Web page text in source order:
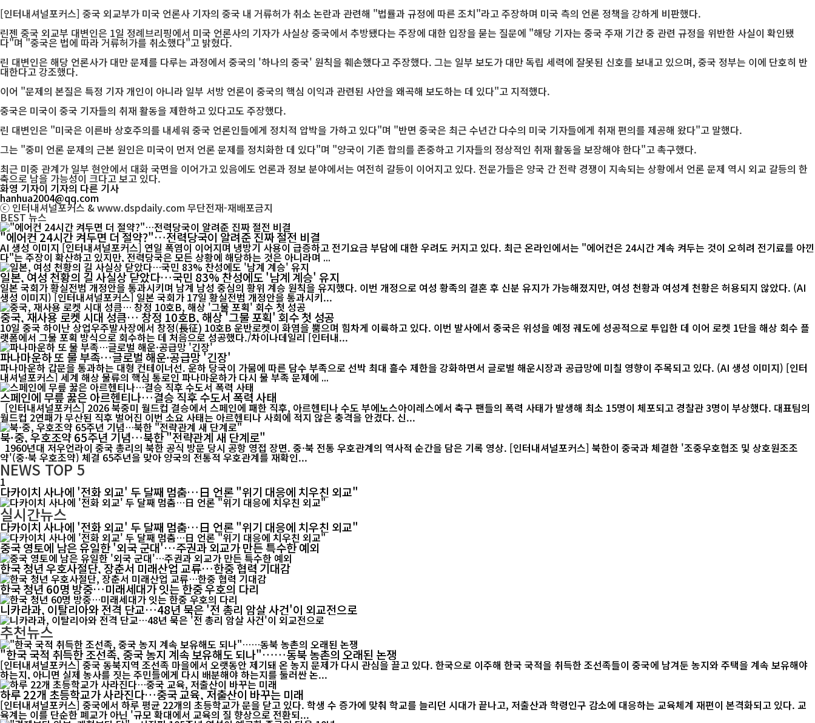
[인터내셔널포커스] 중국 외교부가 미국 언론사 기자의 중국 내 거류허가 취소 논란과 관련해 "법률과 규정에 따른 조치"라고 주장하며 미국 측의 언론 정책을 강하게 비판했다.
린젠 중국 외교부 대변인은 1일 정례브리핑에서 미국 언론사의 기자가 사실상 중국에서 추방됐다는 주장에 대한 입장을 묻는 질문에 "해당 기자는 중국 주재 기간 중 관련 규정을 위반한 사실이 확인됐
다"며 "중국은 법에 따라 거류허가를 취소했다"고 밝혔다.
린 대변인은 해당 언론사가 대만 문제를 다루는 과정에서 중국의 '하나의 중국' 원칙을 훼손했다고 주장했다. 그는 일부 보도가 대만 독립 세력에 잘못된 신호를 보내고 있으며, 중국 정부는 이에 단호히 반
대한다고 강조했다.
이어 "문제의 본질은 특정 기자 개인이 아니라 일부 서방 언론이 중국의 핵심 이익과 관련된 사안을 왜곡해 보도하는 데 있다"고 지적했다.
중국은 미국이 중국 기자들의 취재 활동을 제한하고 있다고도 주장했다.
린 대변인은 "미국은 이른바 상호주의를 내세워 중국 언론인들에게 정치적 압박을 가하고 있다"며 "반면 중국은 최근 수년간 다수의 미국 기자들에게 취재 편의를 제공해 왔다"고 말했다.
그는 "중미 언론 문제의 근본 원인은 미국이 먼저 언론 문제를 정치화한 데 있다"며 "양국이 기존 합의를 존중하고 기자들의 정상적인 취재 활동을 보장해야 한다"고 촉구했다.
최근 미중 관계가 일부 현안에서 대화 국면을 이어가고 있음에도 언론과 정보 분야에서는 여전히 갈등이 이어지고 있다. 전문가들은 양국 간 전략 경쟁이 지속되는 상황에서 언론 문제 역시 외교 갈등의 한
축으로 남을 가능성이 크다고 보고 있다.
화영 기자이 기자의 다른 기사
hanhua2004@qq.com
ⓒ 인터내셔널포커스 & www.dspdaily.com 무단전재-재배포금지
BEST뉴스
"에어컨 24시간 켜두면 더 절약?"…전력당국이 알려준 진짜 절전 비결
AI 생성 이미지 [인터내셔널포커스] 연일 폭염이 이어지며 냉방기 사용이 급증하고 전기요금 부담에 대한 우려도 커지고 있다. 최근 온라인에서는 "에어컨은 24시간 계속 켜두는 것이 오히려 전기료를 아낀
다"는 주장이 확산하고 있지만, 전력당국은 모든 상황에 해당하는 것은 아니라며 ...
일본, 여성 천황의 길 사실상 닫았다…국민 83% 찬성에도 '남계 계승' 유지
일본 국회가 황실전범 개정안을 통과시키며 남계 남성 중심의 황위 계승 원칙을 유지했다. 이번 개정으로 여성 황족의 결혼 후 신분 유지가 가능해졌지만, 여성 천황과 여성계 천황은 허용되지 않았다. (AI
생성 이미지) [인터내셔널포커스] 일본 국회가 17일 황실전범 개정안을 통과시키...
중국, 재사용 로켓 시대 성큼… 창정 10호B, 해상 '그물 포획' 회수 첫 성공
10일 중국 하이난 상업우주발사장에서 창정(長征) 10호B 운반로켓이 화염을 뿜으며 힘차게 이륙하고 있다. 이번 발사에서 중국은 위성을 예정 궤도에 성공적으로 투입한 데 이어 로켓 1단을 해상 회수 플
랫폼에서 그물 포획 방식으로 회수하는 데 처음으로 성공했다./차이나데일리 [인터내...
파나마운하 또 물 부족…글로벌 해운·공급망 '긴장'
파나마운하 갑문을 통과하는 대형 컨테이너선. 운하 당국이 가뭄에 따른 담수 부족으로 선박 최대 흘수 제한을 강화하면서 글로벌 해운시장과 공급망에 미칠 영향이 주목되고 있다. (AI 생성 이미지) [인터
내셔널포커스] 세계 해상 물류의 핵심 통로인 파나마운하가 다시 물 부족 문제에 ...
스페인에 무릎 꿇은 아르헨티나…결승 직후 수도서 폭력 사태
[인터내셔널포커스] 2026 북중미 월드컵 결승에서 스페인에 패한 직후, 아르헨티나 수도 부에노스아이레스에서 축구 팬들의 폭력 사태가 발생해 최소 15명이 체포되고 경찰관 3명이 부상했다. 대표팀의
월드컵 2연패가 무산된 직후 벌어진 이번 소요 사태는 아르헨티나 사회에 적지 않은 충격을 안겼다. 신...
북·중, 우호조약 65주년 기념…북한 "전략관계 새 단계로"
약'(중·북 우호조약) 체결 65주년을 맞아 양국의 전통적 우호관계를 재확인...
NEWSTOP 5
1
다카이치 사나에 '전화 외교' 두 달째 멈춤…日 언론 "위기 대응에 치우친 외교"
실시간뉴스
다카이치 사나에 '전화 외교' 두 달째 멈춤…日 언론 "위기 대응에 치우친 외교"
중국 영토에 남은 유일한 '외국 군대'…주권과 외교가 만든 특수한 예외
한국 청년 우호사절단, 장춘서 미래산업 교류…한중 협력 기대감
한국 청년 60명 방중…미래세대가 잇는 한중 우호의 다리
니카라과, 이탈리아와 전격 단교…48년 묵은 '전 총리 암살 사건'이 외교전으로
추천뉴스
"한국 국적 취득한 조선족, 중국 농지 계속 보유해도 되나"……동북 농촌의 오래된 논쟁
[인터내셔널포커스] 중국 동북지역 조선족 마을에서 오랫동안 제기돼 온 농지 문제가 다시 관심을 끌고 있다. 한국으로 이주해 한국 국적을 취득한 조선족들이 중국에 남겨둔 농지와 주택을 계속 보유해야
하는지, 아니면 실제 농사를 짓는 주민들에게 다시 배분해야 하는지를 둘러싼 논...
하루 22개 초등학교가 사라진다…중국 교육, 저출산이 바꾸는 미래
[인터내셔널포커스] 중국에서 하루 평균 22개의 초등학교가 문을 닫고 있다. 학생 수 증가에 맞춰 학교를 늘리던 시대가 끝나고, 저출산과 학령인구 감소에 대응하는 교육체계 재편이 본격화되고 있다. 교
육계는 이를 단순한 폐교가 아닌 '규모 확대에서 교육의 질 향상으로 전환되...